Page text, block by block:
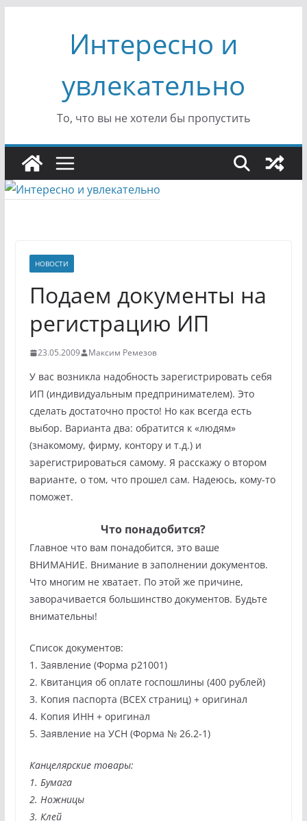
содержимомуИнтересно и
увлекательно
То, что вы не хотели бы пропустить
НОВОСТИ
Подаем документы на
регистрацию ИП
23.05.2009 Максим Ремезов
У вас возникла надобность зарегистрировать себя
ИП (индивидуальным предпринимателем). Это
сделать достаточно просто! Но как всегда есть
выбор. Варианта два: обратится к «людям»
(знакомому, фирму, контору и т.д.) и
зарегистрироваться самому. Я расскажу о втором
варианте, о том, что прошел сам. Надеюсь, кому-то
поможет.
Что понадобится?
Главное что вам понадобится, это ваше
ВНИМАНИЕ. Внимание в заполнении документов.
Что многим не хватает. По этой же причине,
заворачивается большинство документов. Будьте
внимательны!
Список документов:
1. Заявление (Форма p21001)
2. Квитанция об оплате госпошлины (400 рублей)
3. Копия паспорта (ВСЕХ страниц) + оригинал
4. Копия ИНН + оригинал
5. Заявление на УСН (Форма № 26.2-1)
Канцелярские товары:
1. Бумага
2. Ножницы
3. Клей